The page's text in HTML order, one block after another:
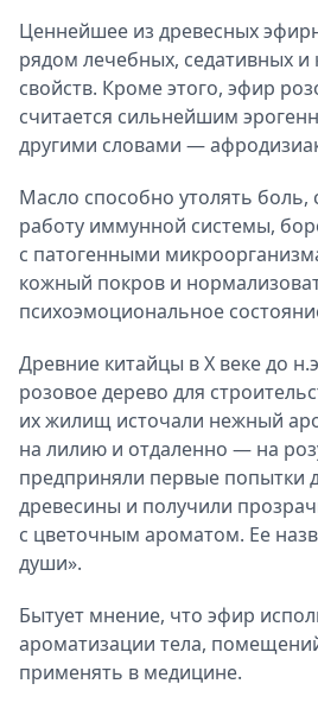
Ценнейшее из древесных
рядом лечебных, седативных и
свойств. Кроме этого, эфир
считается сильнейшим
другими словами —
Масло способно утолять боль,
работу иммунной системы,
с патогенными
кожный покров и
психоэмоциональное
Древние китайцы в X веке до
розовое дерево для
их жилищ источали нежный
на лилию и отдаленно — на
предприняли первые попытки
древесины и получили
с цветочным ароматом. Ее
души».
Бытует мнение, что эфир
ароматизации тела,
применять в медицине.